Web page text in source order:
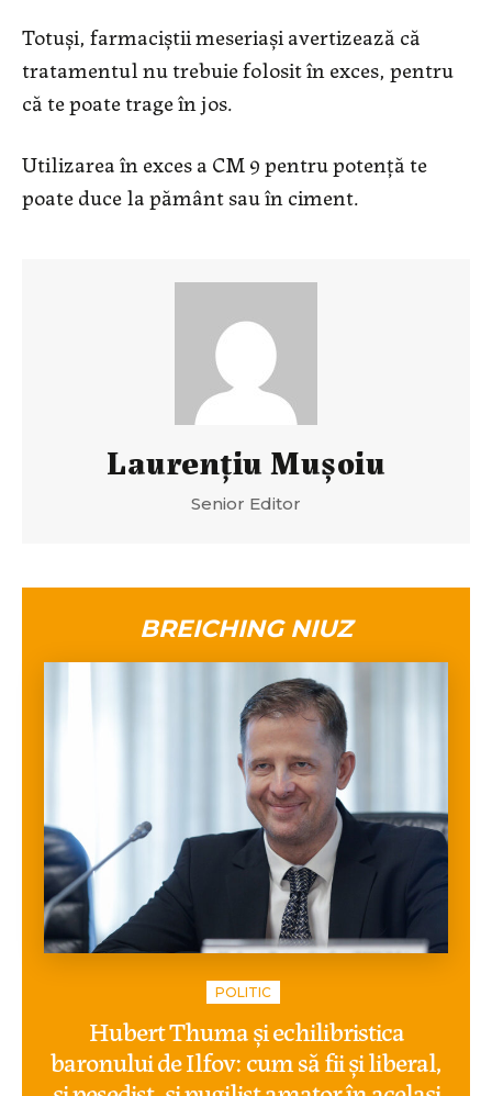
Totuși, farmaciștii meseriași avertizează că
tratamentul nu trebuie folosit în exces, pentru
că te poate trage în jos.
Utilizarea în exces a CM 9 pentru potență te
poate duce la pământ sau în ciment.
Laurenţiu Muşoiu
Senior Editor
BREICHING NIUZ
POLITIC
Hubert Thuma și echilibristica
baronului de Ilfov: cum să fii și liberal,